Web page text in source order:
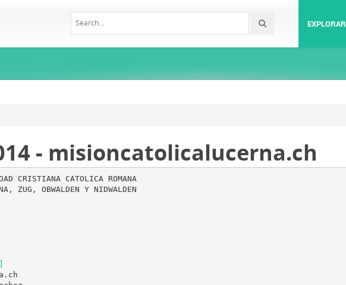
EXPLORAR
- misioncatolicalucerna.ch
CRISTIANA CATOLICA ROMANA
ZUG, OBWALDEN Y NIDWALDEN